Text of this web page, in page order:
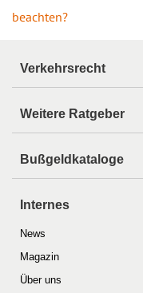
beachten?
Verkehrsrecht
Weitere Ratgeber
Bußgeldkataloge
Internes
News
Magazin
Über uns